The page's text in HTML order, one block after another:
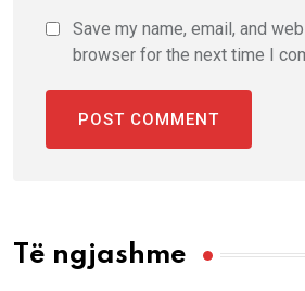
Save my name, email, and
browser for the next time I
Të ngjashme